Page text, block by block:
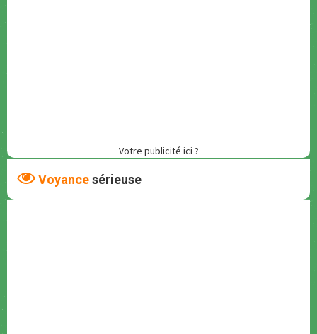
Votre publicité ici ?
Voyancesérieuse